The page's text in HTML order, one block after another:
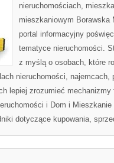
nieruchomościach,
mieszkaniowym Borawska
portal informacyjny
tematyce nieruchomości.
z myślą o osobach, które
nieruchomości, najemcach,
lepiej zrozumieć mechanizmy
i Dom i
dotyczące kupowania,